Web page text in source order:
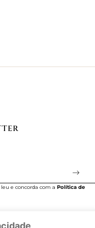
e concorda com a Política de